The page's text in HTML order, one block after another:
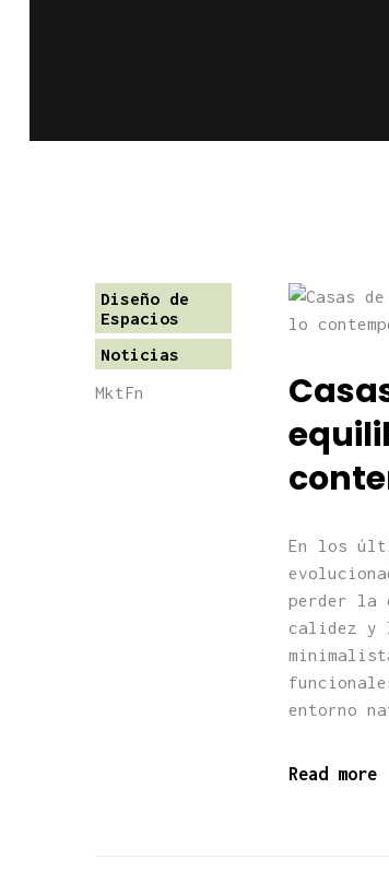
Diseño de
Espacios
Noticias
MktFn
En los
perder la
calidez y
entorno
Read more